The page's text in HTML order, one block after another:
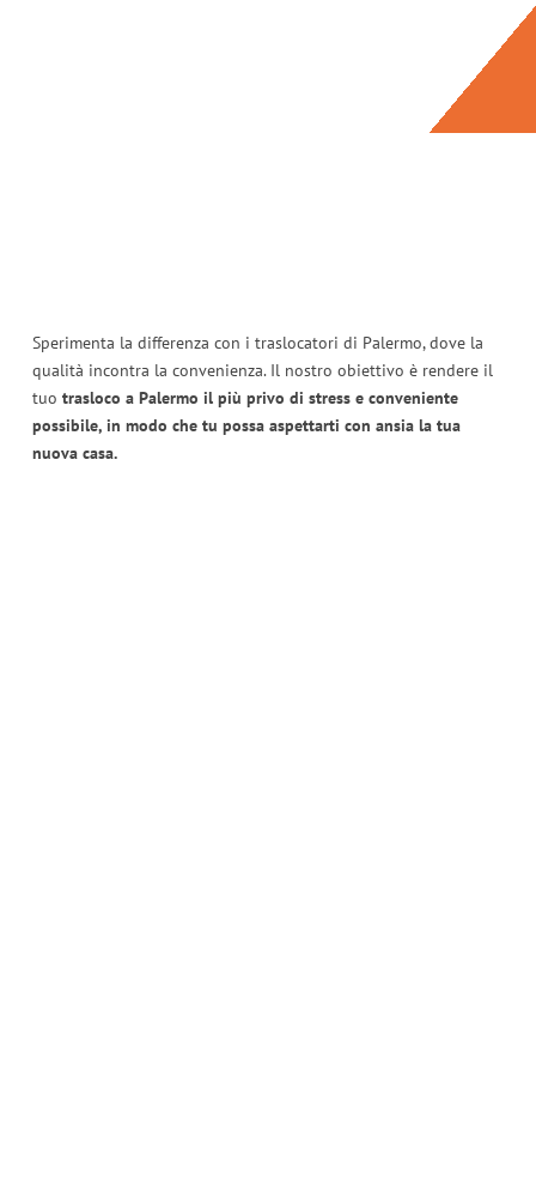
Sperimenta la differenza con i traslocatori di Palermo, dove la
qualità incontra la convenienza. Il nostro obiettivo è rendere il
tuo trasloco a Palermo il più privo di stress e conveniente
possibile, in modo che tu possa aspettarti con ansia la tua
nuova casa.